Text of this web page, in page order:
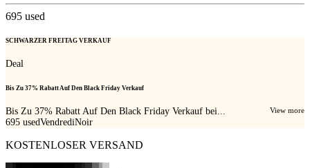
695 used
SCHWARZER FREITAG VERKAUF
Deal
Bis Zu 37% Rabatt Auf Den Black Friday Verkauf
Bis Zu 37% Rabatt Auf Den Black Friday Verkauf bei... View more
695 usedVendrediNoir
KOSTENLOSER VERSAND